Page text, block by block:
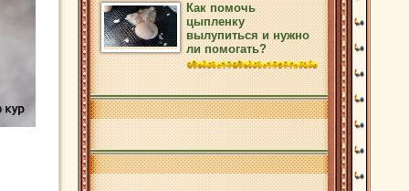
Как помочь
цыпленку
вылупиться и нужно
ли помогать?